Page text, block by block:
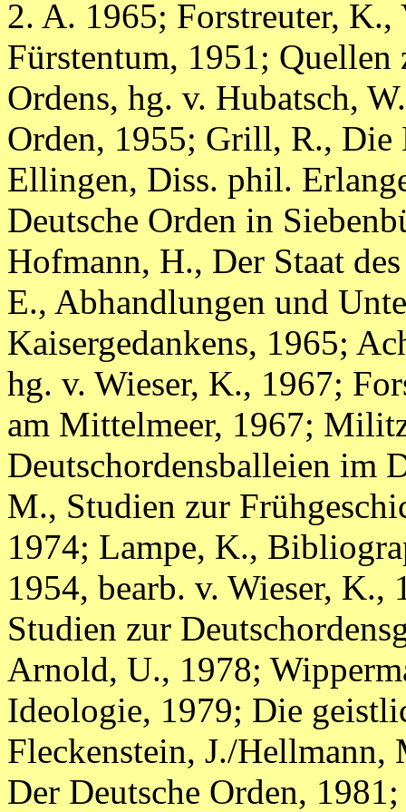
2. A. 1965; Forstreuter, K.,
Fürstentum, 1951; Quellen
Ordens, hg. v. Hubatsch,
Orden, 1955; Grill, R., Die
Ellingen, Diss. phil.
Deutsche Orden in
Hofmann, H., Der Staat
E., Abhandlungen und
Kaisergedankens, 1965;
hg. v. Wieser, K., 1967;
am Mittelmeer, 1967;
Deutschordensballeien im
M., Studien zur
1974; Lampe, K.,
1954, bearb. v. Wieser,
Studien zur
Arnold, U., 1978;
Ideologie, 1979; Die
Fleckenstein, J./
Der Deutsche Orden,